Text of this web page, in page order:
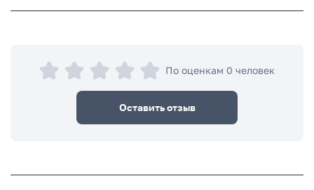
По оценкам 0 человек
Оставить отзыв